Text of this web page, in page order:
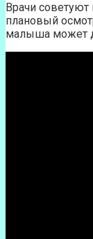
Врачи советуют
плановый
малыша может